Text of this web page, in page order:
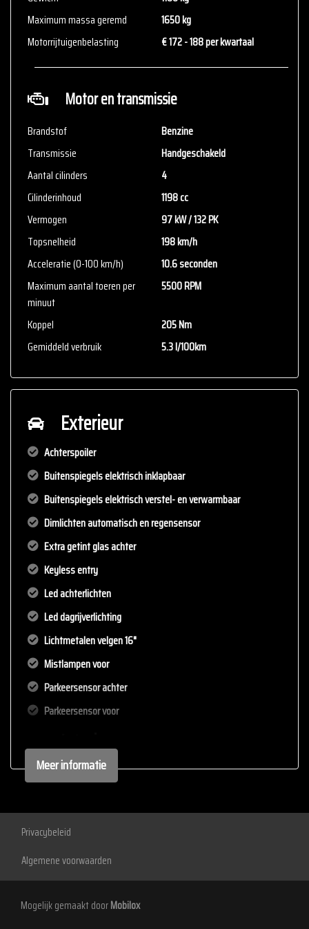
Maximum massa geremd
1650 kg
Motorrijtuigenbelasting
€ 172 - 188 per kwartaal
Motor en transmissie
Brandstof
Benzine
Transmissie
Handgeschakeld
Aantal cilinders
4
Cilinderinhoud
1198 cc
Vermogen
97 kW / 132 PK
Topsnelheid
198 km/h
Acceleratie (0-100 km/h)
10.6 seconden
Maximum aantal toeren per
minuut
5500 RPM
Koppel
205 Nm
Gemiddeld verbruik
5.3 l/100km
Exterieur
Achterspoiler
Buitenspiegels elektrisch inklapbaar
Buitenspiegels elektrisch verstel- en verwarmbaar
Dimlichten automatisch en regensensor
Extra getint glas achter
Keyless entry
Led achterlichten
Led dagrijverlichting
Lichtmetalen velgen 16"
Mistlampen voor
Parkeersensor achter
Parkeersensor voor
Interieur
Achterbank in delen neerklapbaar
Airco automatisch
Armsteun voor
Bestuurdersstoel in hoogte verstelbaar
Hoofdsteunen anti-whiplash
Meer informatie
Privacybeleid
Algemene voorwaarden
Mogelijk gemaakt doorMobilox